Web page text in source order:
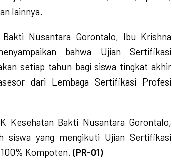
lainnya.
Nusantara Gorontalo, Ibu Krishna
bahwa Ujian Sertifikasi
setiap tahun bagi siswa tingkat akhir
dari Lembaga Sertifikasi Profesi
Kesehatan Bakti Nusantara Gorontalo,
siswa yang mengikuti Ujian Sertifikasi
Kompoten. (PR-01)